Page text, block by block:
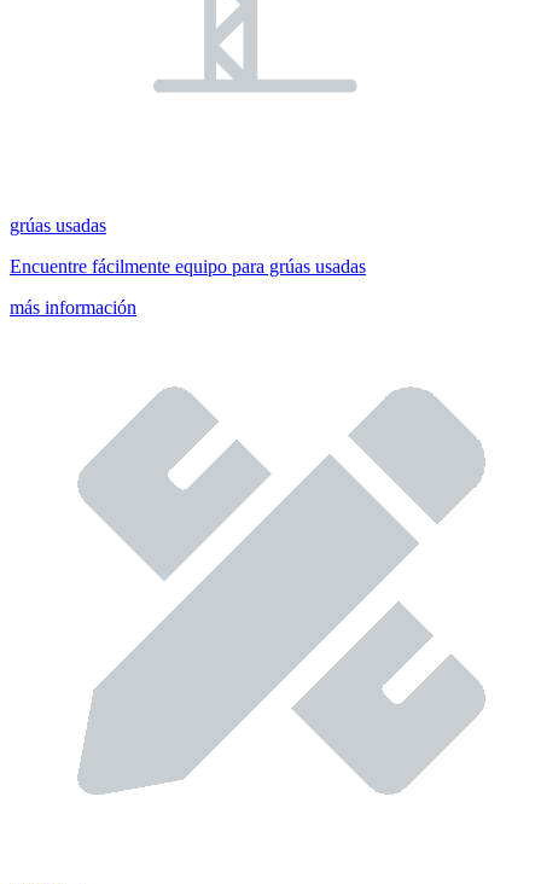
grúas usadas
Encuentre fácilmente equipo para grúas usadas
más información